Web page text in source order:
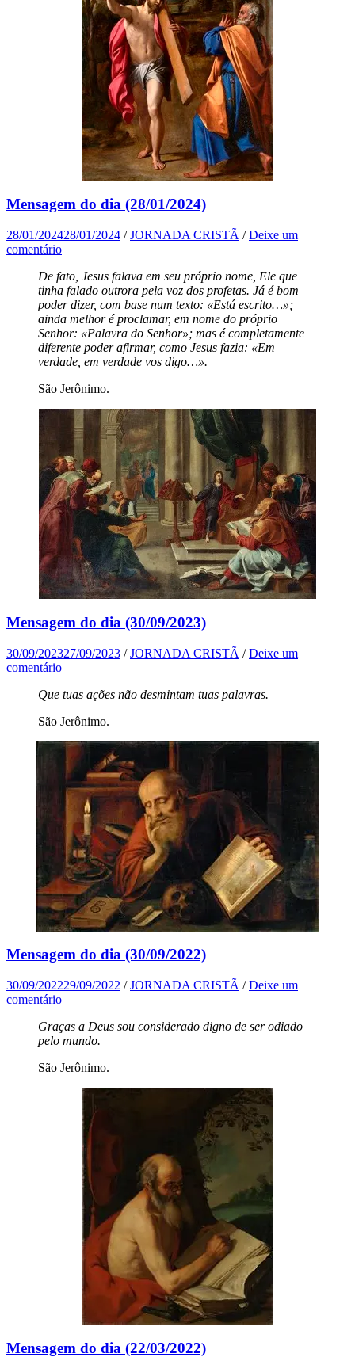
Mensagem do dia (28/01/2024)
28/01/202428/01/2024 /JORNADA CRISTÃ /Deixe um
comentário
De fato, Jesus falava em seu próprio nome, Ele que
tinha falado outrora pela voz dos profetas. Já é bom
poder dizer, com base num texto: «Está escrito…»;
ainda melhor é proclamar, em nome do próprio
Senhor: «Palavra do Senhor»; mas é completamente
diferente poder afirmar, como Jesus fazia: «Em
verdade, em verdade vos digo…».
São Jerônimo.
Mensagem do dia (30/09/2023)
30/09/202327/09/2023 /JORNADA CRISTÃ /Deixe um
comentário
Que tuas ações não desmintam tuas palavras.
São Jerônimo.
Mensagem do dia (30/09/2022)
30/09/202229/09/2022 /JORNADA CRISTÃ /Deixe um
comentário
Graças a Deus sou considerado digno de ser odiado
pelo mundo.
São Jerônimo.
Mensagem do dia (22/03/2022)